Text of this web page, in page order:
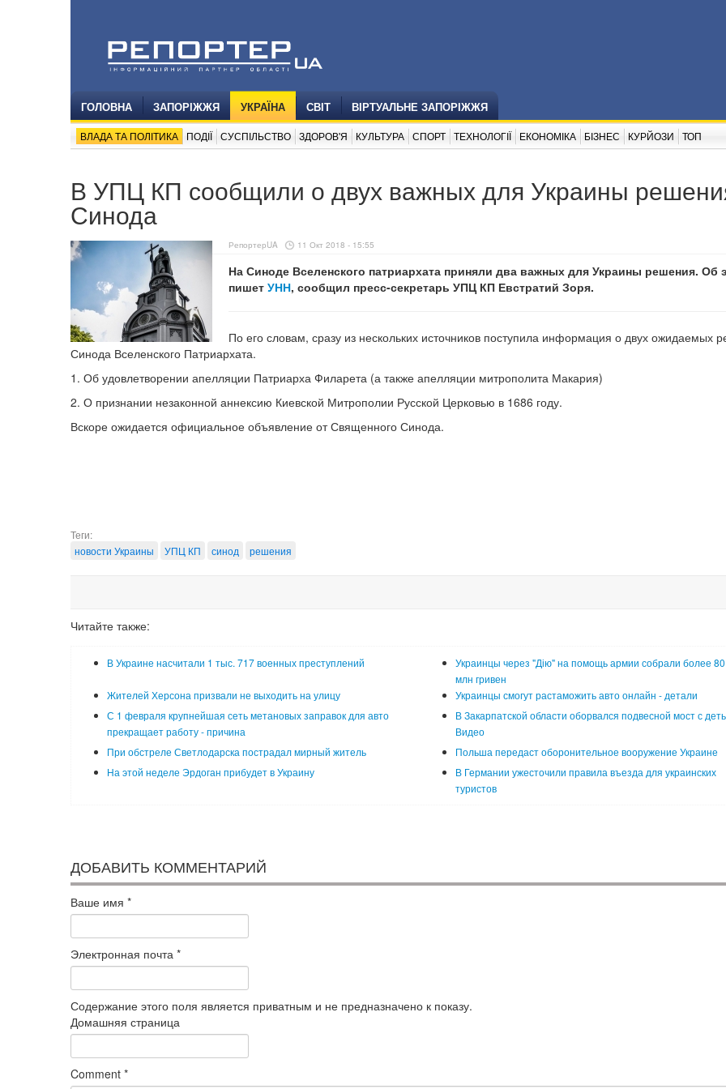
ГОЛОВНА ЗАПОРІЖЖЯ УКРАЇНА СВІТ ВІРТУАЛЬНЕ ЗАПОРІЖЖЯ
ВЛАДА ТА ПОЛІТИКА ПОДІЇ СУСПІЛЬСТВО ЗДОРОВ'Я КУЛЬТУРА СПОРТ ТЕХНОЛОГІЇ ЕКОНОМІКА БІЗНЕС КУРЙОЗИ ТОП
В УПЦ КП сообщили о двух важных для Украины
Синода
РепортерUA 11 Окт 2018 - 15:55
На Синоде Вселенского патриархата приняли два важных для Украины решения. Об
пишет УНН, сообщил пресс-секретарь УПЦ КП Евстратий Зоря.
По его словам, сразу из нескольких источников поступила информация о двух ожидаемых
Синода Вселенского Патриархата.
1. Об удовлетворении апелляции Патриарха Филарета (а также апелляции митрополита Макария)
2. О признании незаконной аннексию Киевской Митрополии Русской Церковью в 1686 году.
Вскоре ожидается официальное объявление от Священного Синода.
Теги:
новости Украины
УПЦ КП синод решения
Читайте также:
В Украине насчитали 1 тыс. 717 военных преступлений
Украинцы через "Дію" на помощь армии собрали более 80
млн гривен
Жителей Херсона призвали не выходить на улицу
Украинцы смогут растаможить авто онлайн - детали
С 1 февраля крупнейшая сеть метановых заправок для авто
прекращает работу - причина
В Закарпатской области оборвался подвесной мост с
Видео
При обстреле Светлодарска пострадал мирный житель
Польша передаст оборонительное вооружение Украине
На этой неделе Эрдоган прибудет в Украину
В Германии ужесточили правила въезда для украинских
туристов
ДОБАВИТЬ КОММЕНТАРИЙ
Ваше имя *
Электронная почта *
Содержание этого поля является приватным и не предназначено к показу.
Домашняя страница
Comment *